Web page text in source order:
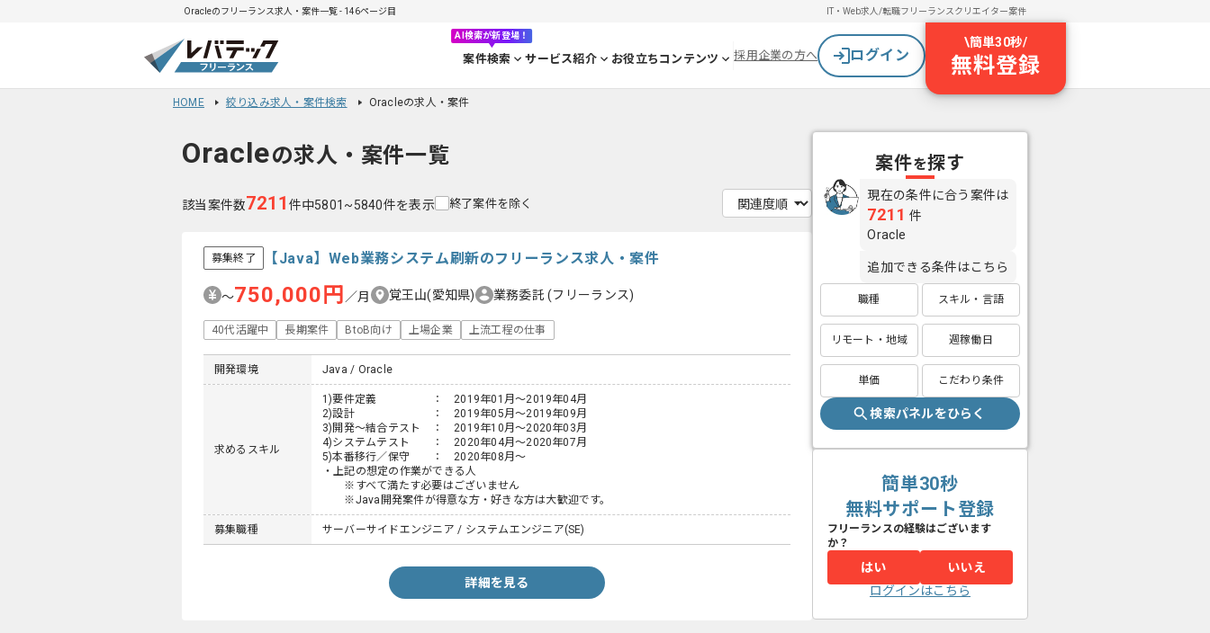
Oracleのフリーランス求人・案件一覧 - 146ページ目 IT・Web求人/転職フリーランスクリエイター案件
AI検索が新登場！
案件検索 サービス紹介 お役立ちコンテンツ 採用企業の方へ ログイン
\簡単30秒/
無料登録
HOME 絞り込み求人・案件検索 Oracleの求人・案件
Oracleの求人・案件一覧
該当案件数7211 件中5801~5840件を表示 終了案件を除く
募集終了 【Java】Web業務システム刷新のフリーランス求人・案件
〜750,000円 ／月 覚王山(愛知県) 業務委託(フリーランス)
40代活躍中 長期案件 BtoB向け 上場企業 上流工程の仕事
開発環境 Java / Oracle
求めるスキル
1)要件定義 ： 2019年01月～2019年04月
2)設計 ： 2019年05月～2019年09月
3)開発～結合テスト ： 2019年10月～2020年03月
4)システムテスト ： 2020年04月～2020年07月
5)本番移行／保守 ： 2020年08月～
・上記の想定の作業ができる人
※すべて満たす必要はございません
※Java開発案件が得意な方・好きな方は大歓迎です。
募集職種 サーバーサイドエンジニア / システムエンジニア(SE)
詳細を見る
案件を探す
現在の条件に合う案件は
7211 件
Oracle
追加できる条件はこちら
職種 スキル・言語
リモート・地域 週稼働日
単価 こだわり条件
検索パネルをひらく
簡単30秒
無料サポート登録
フリーランスの経験はございます
か？
はい
いいえ
ログインはこちら